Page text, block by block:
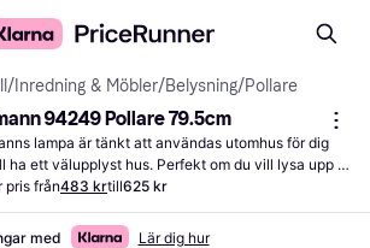
/ Inredning & Möbler/Belysning/Pollare
94249 Pollare 79.5cm
lampa är tänkt att användas utomhus för dig
ha ett välupplyst hus. Perfekt om du vill lysa upp
eller uppfarten.
pris från483 krtill625 kr
med Lär dig hur